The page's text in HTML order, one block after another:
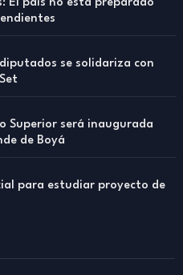
El país no está preparado
se solidariza con
Superior será inaugurada
de Boyá
para estudiar proyecto de